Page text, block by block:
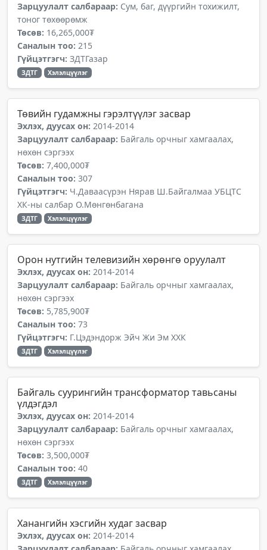
Зарцуулалт салбараар: Сум, баг, дүүргийн тохижилт,
тоног төхөөрөмж
Төсөв: 16,265,000₮
Саналын тоо: 215
Гүйцэтгэгч: ЗДТГазар
ЗДТГ Хэлэлцүүлэг
Төвийн гудамжны гэрэлтүүлэг засвар
Эхлэх, дуусах он: 2014-2014
Зарцуулалт салбараар: Байгаль орчныг хамгаалах,
нөхөн сэргээх
Төсөв: 7,400,000₮
Саналын тоо: 307
Гүйцэтгэгч: Ч.Даваасүрэн Нярав Ш.Байгалмаа УБЦТС
ХК-ны салбар О.Мөнгөнбагана
ЗДТГ Хэлэлцүүлэг
Орон нутгийн телевизийн хөрөнгө оруулалт
Эхлэх, дуусах он: 2014-2014
Зарцуулалт салбараар: Байгаль орчныг хамгаалах,
нөхөн сэргээх
Төсөв: 5,785,900₮
Саналын тоо: 73
Гүйцэтгэгч: Г.Цэдэндорж Эйч Жи Эм ХХК
ЗДТГ Хэлэлцүүлэг
Байгаль суурингийн трансформатор тавьсаны
үлдэгдэл
Эхлэх, дуусах он: 2014-2014
Зарцуулалт салбараар: Байгаль орчныг хамгаалах,
нөхөн сэргээх
Төсөв: 3,500,000₮
Саналын тоо: 40
ЗДТГ Хэлэлцүүлэг
Ханангийн хэсгийн худаг засвар
Эхлэх, дуусах он: 2014-2014